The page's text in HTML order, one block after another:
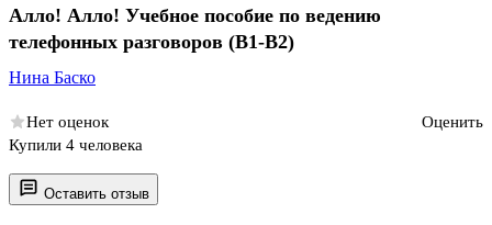
Оставить отзыв
Алло! Алло! Учебное пособие по ведению
телефонных разговоров (В1-В2)
Нина Баско
Нет оценок
Оценить
Купили 4 человека